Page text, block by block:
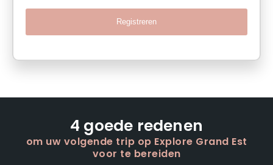
Registreren
4 goede redenen
om uw volgende trip op Explore Grand Est
voor te bereiden